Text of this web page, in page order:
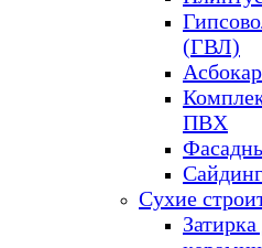
(ГВЛ)
ПВХ
Сайдинг
Сухие